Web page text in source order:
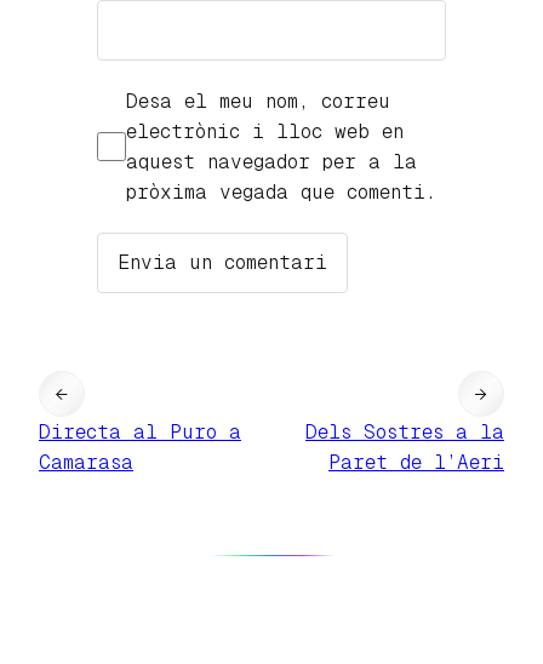
Desa el meu nom, correu
electrònic i lloc web en
aquest navegador per a la
pròxima vegada que comenti.
←
Directa al Puro a
Camarasa
Dels Sostres a la
Paret de l’Aeri
→